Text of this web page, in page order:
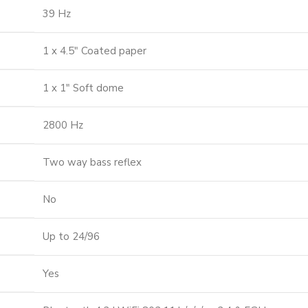
39 Hz
1 x 4.5″ Coated paper
1 x 1″ Soft dome
2800 Hz
Two way bass reflex
No
Up to 24/96
Yes